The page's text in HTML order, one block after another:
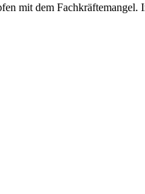
mit dem Fachkräftemangel.